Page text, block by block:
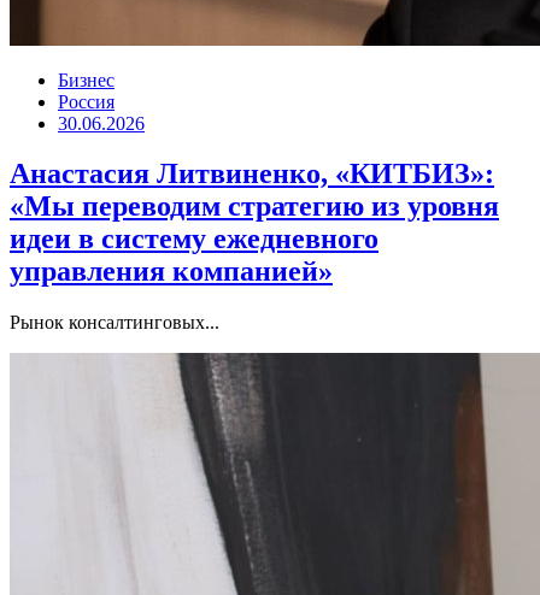
Бизнес
Россия
30.06.2026
Анастасия Литвиненко, «КИТБИЗ»:
«Мы переводим стратегию из уровня
идеи в систему ежедневного
управления компанией»
Рынок консалтинговых...